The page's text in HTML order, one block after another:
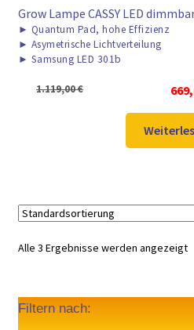
Grow Lampe CASSY LED
► Quantum Pad, hohe Effizienz
► Asymetrische Lichtverteilung
► Samsung LED 301b
1.119,00€
Preis
war:
Alle 3 Ergebnisse werden angezeigt
Filtern nach: